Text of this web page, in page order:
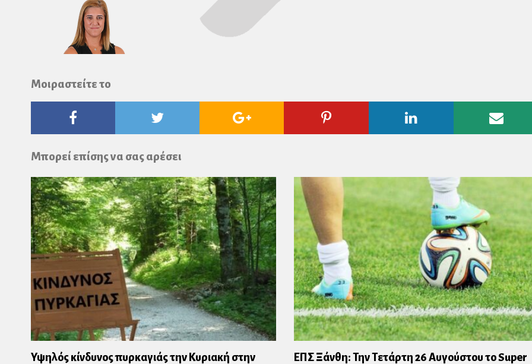
Μοιραστείτε το
Twitter
Google
Pinterest Linkedin
Μπορεί επίσης να σας αρέσει
Υψηλός κίνδυνος πυρκαγιάς την Κυριακή στην
ΕΠΣ Ξάνθη: Την Τετάρτη 26 Αυγούστου το Super